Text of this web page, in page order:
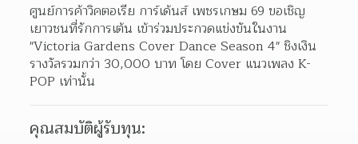
ศูนย์การค้าวิคตอเรีย การ์เด้นส์ เพชรเกษม 69 ขอเชิญ
เยาวชนที่รักการเต้น เข้าร่วมประกวดแข่งขันในงาน
"Victoria Gardens Cover Dance Season 4" ชิงเงิน
รางวัลรวมกว่า 30,000 บาท โดย Cover แนวเพลง K-
POP เท่านั้น
คุณสมบัติผู้รับทุน: